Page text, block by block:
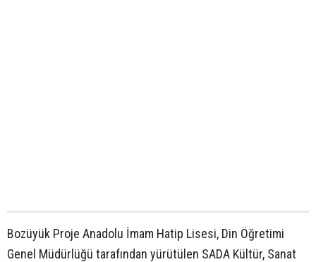
Bozüyük Proje Anadolu İmam Hatip Lisesi, Din Öğretimi
Genel Müdürlüğü tarafından yürütülen SADA Kültür, Sanat